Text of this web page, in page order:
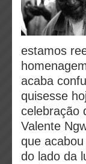
estamos
acaba
quisesse
celebração
Valente
que
do lado da